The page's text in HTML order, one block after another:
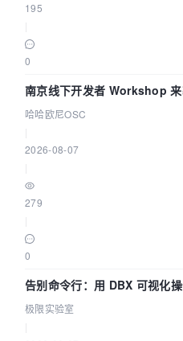
195
0
南京线下开发者 Workshop
智能 Agent 应用
哈哈欧尼OSC
2026-08-07
279
0
告别命令行：用 DBX 可视化
极限实验室